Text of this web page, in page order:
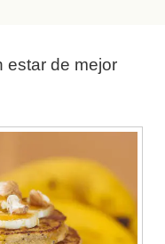
estar de mejor